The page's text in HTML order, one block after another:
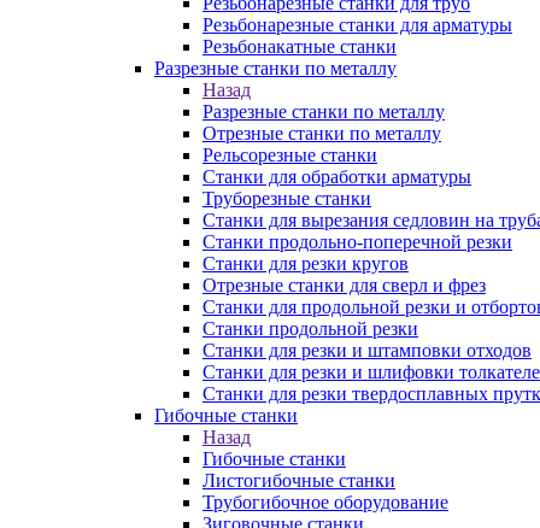
Резьбонарезные станки для арматуры
Резьбонакатные станки
Разрезные станки по металлу
Назад
Разрезные станки по металлу
Отрезные станки по металлу
Рельсорезные станки
Станки для обработки арматуры
Труборезные станки
Станки для вырезания седловин на
Станки продольно-поперечной резки
Станки для резки кругов
Отрезные станки для сверл и фрез
Станки для продольной резки и
Станки продольной резки
Станки для резки и штамповки отходов
Станки для резки и шлифовки
Станки для резки твердосплавных
Гибочные станки
Назад
Гибочные станки
Листогибочные станки
Трубогибочное оборудование
Зиговочные станки